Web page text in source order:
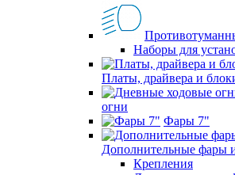
Наборы для
Платы, драйвера и
огни
Фары 7"
Дополнительные фары
Крепления